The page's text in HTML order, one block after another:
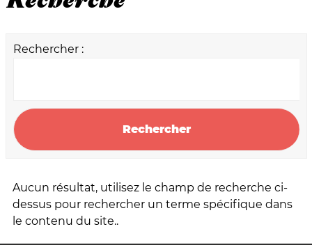
Rechercher :
Aucun résultat, utilisez le champ de recherche ci-
dessus pour rechercher un terme spécifique dans
le contenu du site..